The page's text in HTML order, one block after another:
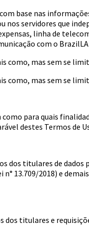
base nas
servidores que
linha de
com o
como, mas sem se
como, mas sem se
para quais
destes Termos de
dos titulares de
n° 13.709/2018) e
titulares e